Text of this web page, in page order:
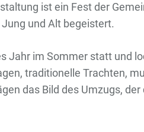
ist ein Fest der
und Alt begeistert.
Jahr im Sommer statt und
traditionelle Trachten,
das Bild des Umzugs,